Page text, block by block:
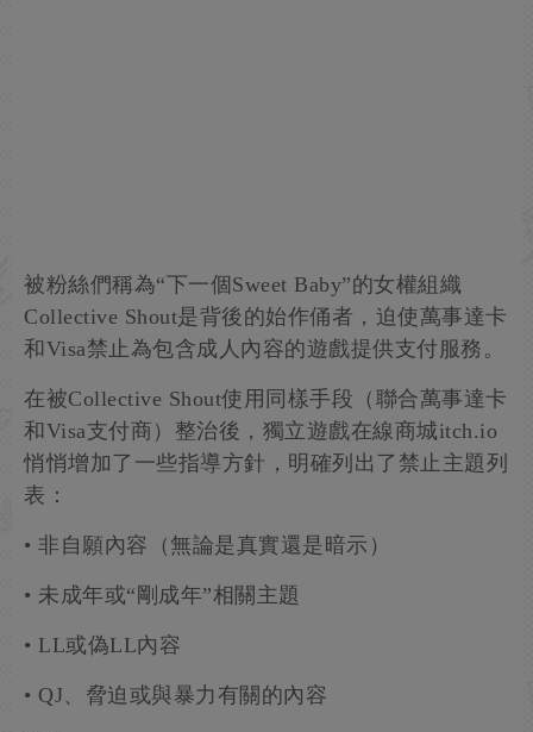
被粉絲們稱為“下一個Sweet Baby”的女權組織
Collective Shout是背後的始作俑者，迫使萬事達卡
和Visa禁止為包含成人內容的遊戲提供支付服務。
在被Collective Shout使用同樣手段（聯合萬事達卡
和Visa支付商）整治後，獨立遊戲在線商城itch.io
悄悄增加了一些指導方針，明確列出了禁止主題列
表：
• 非自願內容（無論是真實還是暗示）
• 未成年或“剛成年”相關主題
• LL或偽LL內容
• QJ、脅迫或與暴力有關的內容